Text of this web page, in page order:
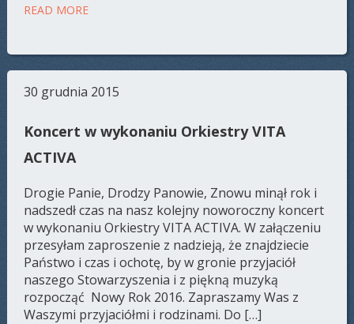
READ MORE
30 grudnia 2015
Koncert w wykonaniu Orkiestry VITA
ACTIVA
Drogie Panie, Drodzy Panowie, Znowu minął rok i
nadszedł czas na nasz kolejny noworoczny koncert
w wykonaniu Orkiestry VITA ACTIVA. W załączeniu
przesyłam zaproszenie z nadzieją, że znajdziecie
Państwo i czas i ochotę, by w gronie przyjaciół
naszego Stowarzyszenia i z piękną muzyką
rozpocząć Nowy Rok 2016. Zapraszamy Was z
Waszymi przyjaciółmi i rodzinami. Do […]